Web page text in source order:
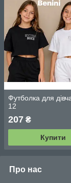
Футболка для
12
207 ₴
Купити
Про нас